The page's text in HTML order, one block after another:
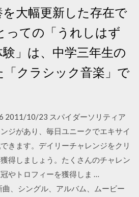
大幅更新した存在で
っての「うれしはず
」は、中学三年生の
「クラシック音楽」で
10/23 スパイダーソリティア
ジがあり、毎日ユニークでエキサイ
きます。デイリーチャレンジをクリ
得しましょう。たくさんのチャレン
やトロフィーを獲得しま …
、シングル、アルバム、ムービー